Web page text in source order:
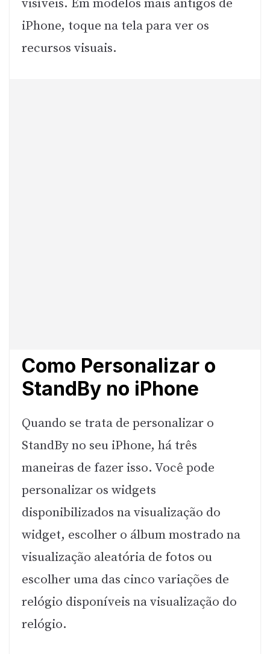
visíveis. Em modelos mais antigos de
iPhone, toque na tela para ver os
recursos visuais.
Como Personalizar o
StandBy no iPhone
Quando se trata de personalizar o
StandBy no seu iPhone, há três
maneiras de fazer isso. Você pode
personalizar os widgets
disponibilizados na visualização do
widget, escolher o álbum mostrado na
visualização aleatória de fotos ou
escolher uma das cinco variações de
relógio disponíveis na visualização do
relógio.